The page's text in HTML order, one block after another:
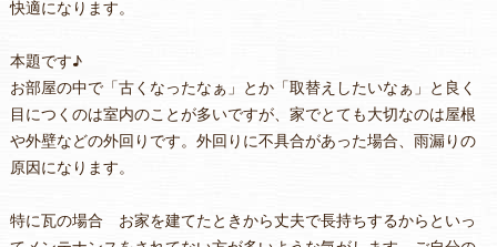
快適になります。
本題です♪
お部屋の中で「古くなったなぁ」とか「取替えしたいなぁ」と良く
目につくのは室内のことが多いですが、家でとても大切なのは屋根
や外壁などの外回りです。外回りに不具合があった場合、雨漏りの
原因になります。
特に瓦の場合 お家を建てたときから丈夫で長持ちするからといっ